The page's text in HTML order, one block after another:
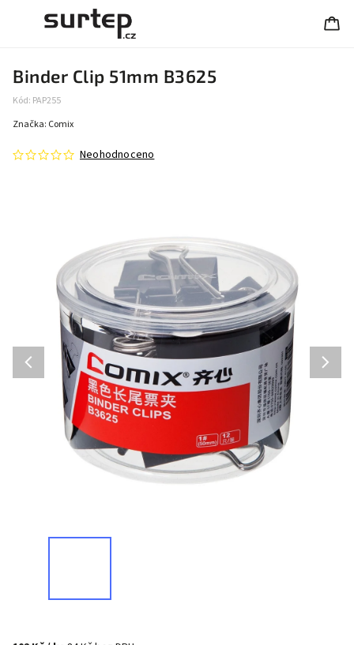
Binder Clip 51mm B3625
Kód: PAP255
Neohodnoceno
Značka: Comix